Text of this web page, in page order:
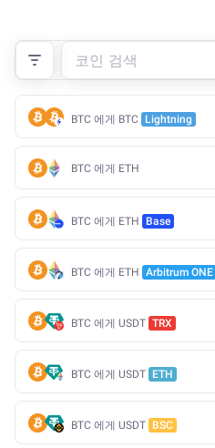
BTC 에게 BTC Lightning
BTC 에게 ETH
BTC 에게 ETH Base
BTC 에게 ETH Arbitrum ONE
BTC 에게 USDT TRX
BTC 에게 USDT ETH
BTC 에게 USDT BSC